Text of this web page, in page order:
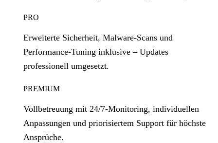
PRO
Erweiterte Sicherheit, Malware‑Scans und
Performance‑Tuning inklusive – Updates
professionell umgesetzt.
PREMIUM
Vollbetreuung mit 24/7‑Monitoring, individuellen
Anpassungen und priorisiertem Support für höchste
Ansprüche.